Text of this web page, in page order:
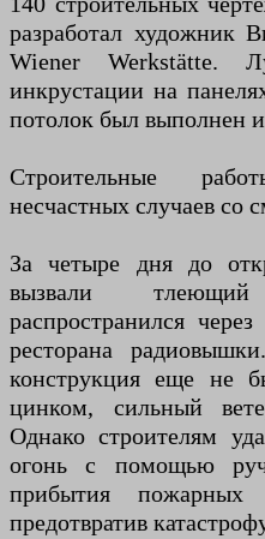
разработал художник
Wiener Werkstätte.
инкрустации на
потолок был выполнен
Строительные
несчастных случаев со
За четыре дня до
вызвали
распространился
ресторана
конструкция еще не
цинком, сильный
Однако строителям
огонь с помощью
прибытия
предотвратив